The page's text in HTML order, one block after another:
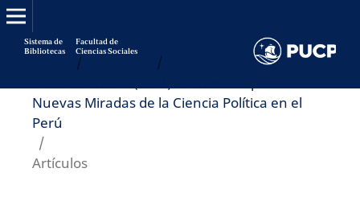
Sistema de
Bibliotecas
Facultad de
Ciencias Sociales
/
/
Nuevas Miradas de la Ciencia Política en el
Perú
/
Artículos